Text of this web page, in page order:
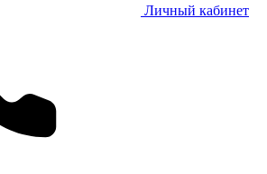
Личный кабинет